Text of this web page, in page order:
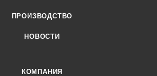
ПРОИЗВОДСТВО
НОВОСТИ
КОМПАНИЯ